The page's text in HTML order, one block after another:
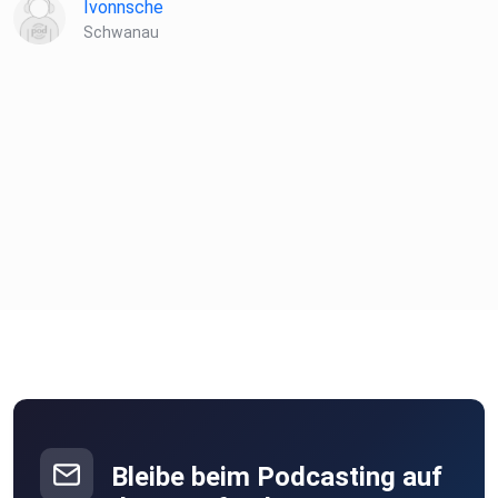
nicht
Ivonnsche
Schwanau
Bleibe beim Podcasting auf